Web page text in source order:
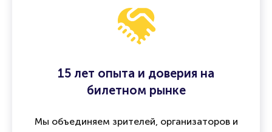
15 лет опыта и доверия на
билетном рынке
Мы объединяем зрителей, организаторов и